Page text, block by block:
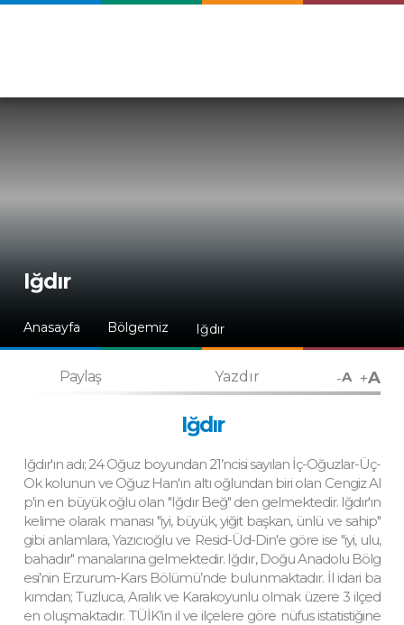
Iğdır
Anasayfa Bölgemiz Iğdır
Iğdır
Paylaş Yazdır -A +A
Iğdır'ın adı; 24 Oğuz boyundan 21’ncisi sayılan İç-Oğuzlar-Üç-
Ok kolunun ve Oğuz Han'ın altı oğlundan biri olan Cengiz Al
p'in en büyük oğlu olan "Iğdır Beğ" den gelmektedir. Iğdır'ın
kelime olarak manası "iyi, büyük, yiğit başkan, ünlü ve sahip"
gibi anlamlara, Yazıcıoğlu ve Resid-Üd-Din'e göre ise "iyi, ulu,
bahadır" manalarına gelmektedir. Iğdır, Doğu Anadolu Bölg
esi’nin Erzurum-Kars Bölümü’nde bulunmaktadır. İl idari ba
kımdan; Tuzluca, Aralık ve Karakoyunlu olmak üzere 3 ilçed
en oluşmaktadır. TÜİK’in il ve ilçelere göre nüfus istatistiğine